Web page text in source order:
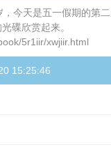
今天是五一假期的第
碟欣赏起来。
5r1iir/xwjiir.html
15:25:46